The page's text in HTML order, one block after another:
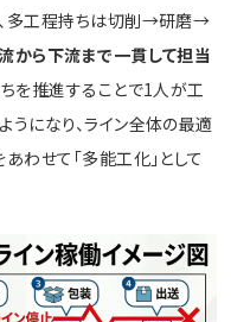
多工程持ちは切削→研磨→
から下流まで一貫して担当
を推進することで1人が工
になり、ライン全体の最適
わせて「多能工化」として